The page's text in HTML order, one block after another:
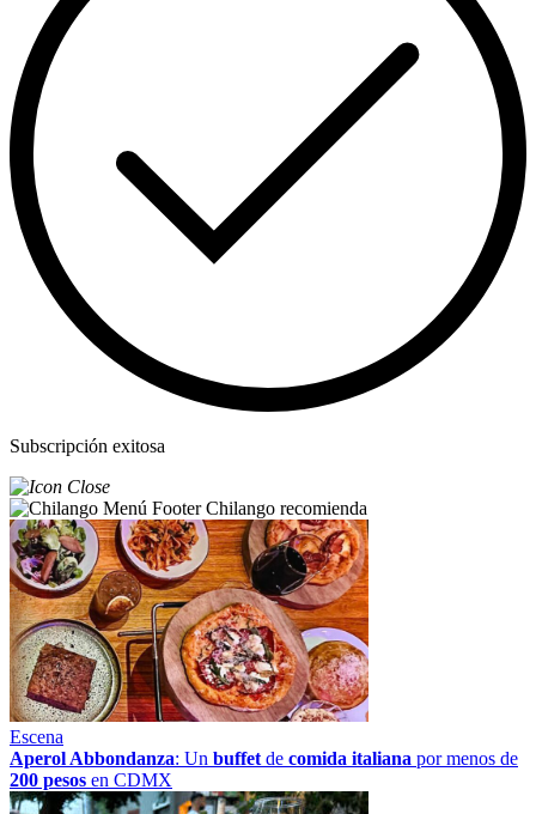
Subscripción exitosa
Chilango recomienda
Escena
Aperol Abbondanza: Un buffet de comida italiana por menos de
200 pesos en CDMX